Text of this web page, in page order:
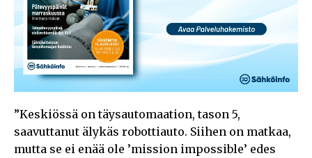
”Keskiössä on täysautomaation, tason 5,
saavuttanut älykäs robottiauto. Siihen on matkaa,
mutta se ei enää ole ’mission impossible’ edes